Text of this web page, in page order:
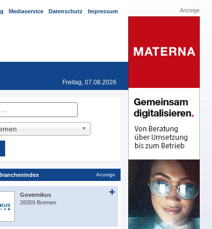
Mediaservice Datenschutz Impressum
Freitag, 07.08.2026
Anzeige
Governikus
28359 Bremen
Anzeige